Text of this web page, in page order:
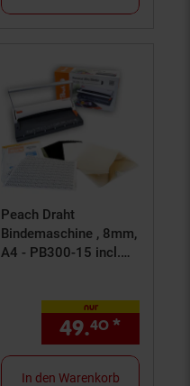
Sternchen
Peach Draht
Bindemaschine , 8mm,
A4 - PB300-15 incl.
nur
49.40 *
In den Warenkorb